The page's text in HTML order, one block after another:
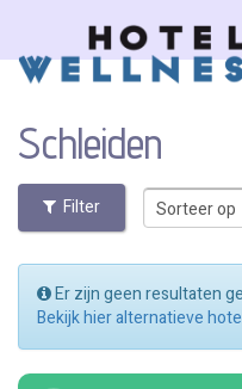
Schleiden
Filter
Er zijn geen resultaten
Bekijk hier alternatieve